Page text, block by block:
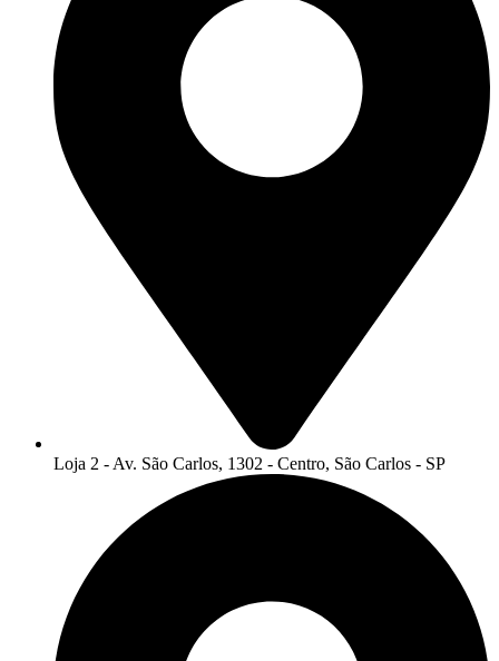
Loja 2 - Av. São Carlos, 1302 - Centro, São Carlos - SP